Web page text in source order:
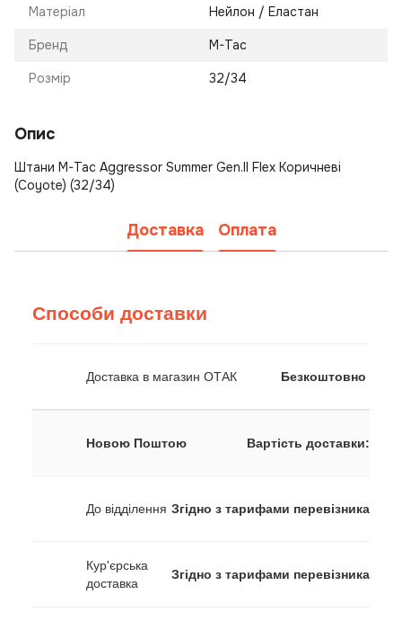
Матеріал Нейлон / Еластан
Бренд M-Tac
Розмір 32/34
Опис
Штани M-Tac Aggressor Summer Gen.II Flex Коричневі
(Coyote) (32/34)
Доставка Оплата
Способи доставки
Доставка в магазин ОТАК Безкоштовно
Новою Поштою Вартість доставки:
До відділення Згідно з тарифами перевізника
Кур'єрська
доставка
Згідно з тарифами перевізника